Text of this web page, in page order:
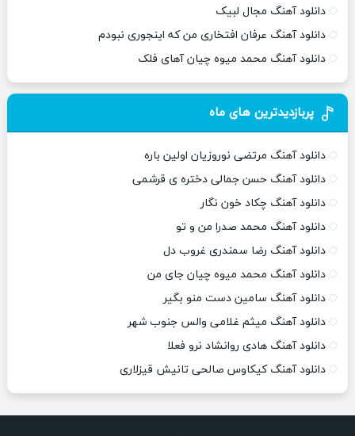
دانلود آهنگ مجال لبیک
دانلود آهنگ عرفان افتخاری من که اینجوری نبودم
دانلود آهنگ محمد میوه چیان آهای فلک
پربازدیدترین های ماه
دانلود آهنگ مرتضی نوروزیان اولین باره
دانلود آهنگ حسن جمالی دختره ی قرشمی
دانلود آهنگ چکاد خون نگار
دانلود آهنگ محمد صدرا من و تو
دانلود آهنگ رضا سمندری غروب دل
دانلود آهنگ محمد میوه چیان جای من
دانلود آهنگ سامین دست منو بگیر
دانلود آهنگ میثم غلامی والس جنوب شهر
دانلود آهنگ هادی روانشاد نرو فعلا
دانلود آهنگ کیکاوس صالحی تانیش قیزلاری